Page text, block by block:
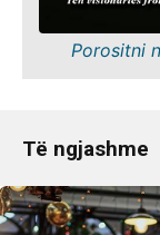
Porositni
Të ngjashme